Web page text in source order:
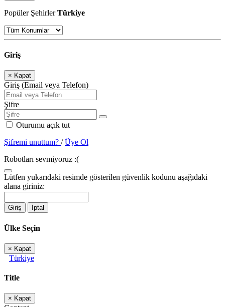
Popüler ŞehirlerTürkiye
Giriş
× Kapat
Giriş (Email veya Telefon)
Şifre
Oturumu açık tut
Şifremi unuttum? /Üye Ol
Robotları sevmiyoruz :(
Lütfen yukarıdaki resimde gösterilen güvenlik kodunu aşağıdaki
alana giriniz:
Giriş İptal
Ülke Seçin
× Kapat
Türkiye
Title
× Kapat